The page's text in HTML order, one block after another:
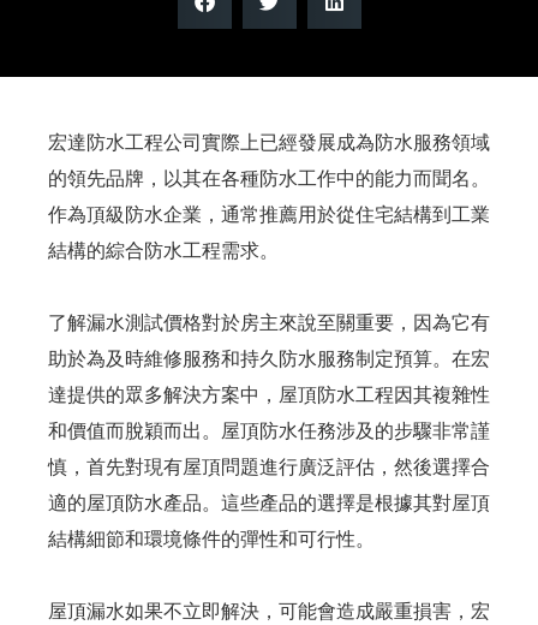
宏達防水工程公司實際上已經發展成為防水服務領域
的領先品牌，以其在各種防水工作中的能力而聞名。
作為頂級防水企業，通常推薦用於從住宅結構到工業
結構的綜合防水工程需求。
了解漏水測試價格對於房主來說至關重要，因為它有
助於為及時維修服務和持久防水服務制定預算。在宏
達提供的眾多解決方案中，屋頂防水工程因其複雜性
和價值而脫穎而出。屋頂防水任務涉及的步驟非常謹
慎，首先對現有屋頂問題進行廣泛評估，然後選擇合
適的屋頂防水產品。這些產品的選擇是根據其對屋頂
結構細節和環境條件的彈性和可行性。
屋頂漏水如果不立即解決，可能會造成嚴重損害，宏